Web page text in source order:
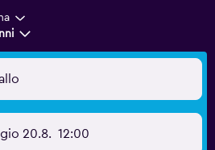
gio 20.8. 12:00